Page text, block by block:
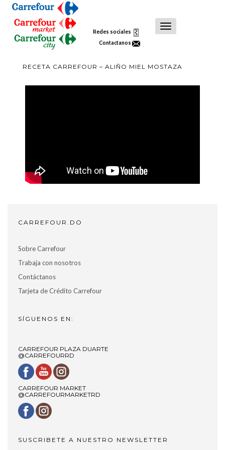
Redes sociales
Contactanos
Toggle
RECETA CARREFOUR – ALIÑO MIEL MOSTAZA
CARREFOUR.DO
Sobre Carrefour
Trabaja con nosotros
Contáctanos
Tarjeta de Crédito Carrefour
SÍGUENOS EN:
CARREFOUR PLAZA DUARTE
@CARREFOURRD
CARREFOUR MARKET
@CARREFOURMARKETRD
SUSCRIBETE A NUESTRO NEWSLETTER